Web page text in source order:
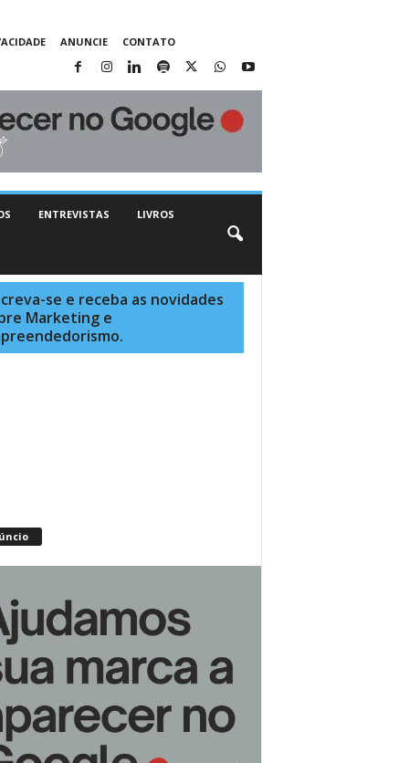
ANUNCIE CONTATO
ENTREVISTAS LIVROS
se e receba as novidades
Marketing e